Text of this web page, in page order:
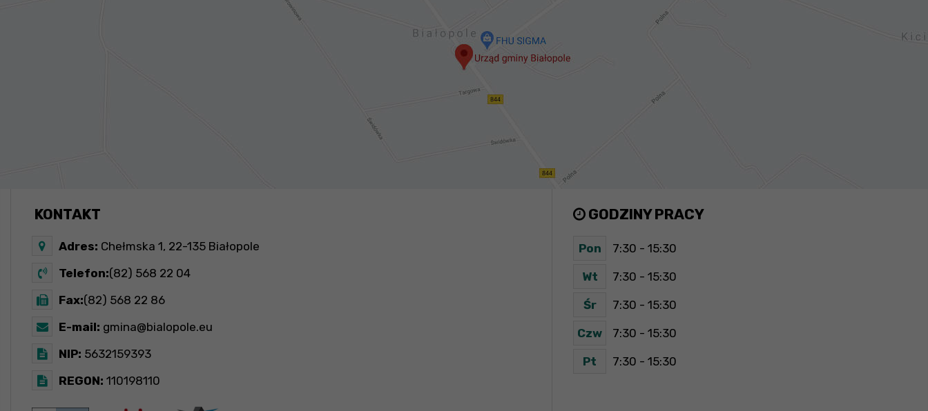
KONTAKT
Adres: Chełmska 1, 22-135 Białopole
Telefon:(82) 568 22 04
Fax:(82) 568 22 86
E-mail: gmina@bialopole.eu
NIP: 5632159393
REGON: 110198110
GODZINY PRACY
Pon 7:30 - 15:30
Wt 7:30 - 15:30
Śr 7:30 - 15:30
Czw 7:30 - 15:30
Pt 7:30 - 15:30